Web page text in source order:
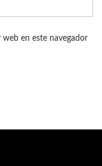
en este navegador